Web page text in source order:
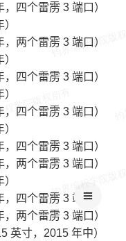
四个雷雳 3 端口）
两个雷雳 3 端口）
四个雷雳 3 端口）
四个雷雳 3 端口）
四个雷雳 3 端口）
两个雷雳 3 端口）
四个雷雳 3 端口）
两个雷雳 3 端口）
英寸，2015 年中）